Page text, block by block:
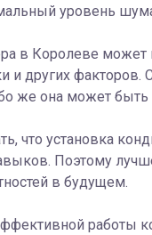
уровень
в Королеве может
и других
же она может быть
что установка
Поэтому
в будущем.
работы